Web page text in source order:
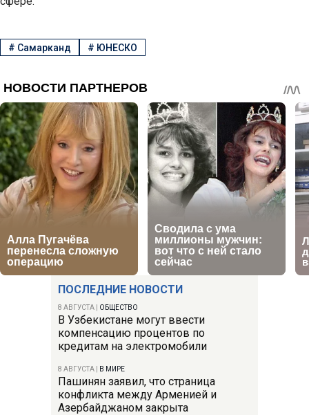
ПОСЛЕДНИЕ НОВОСТИ
8 АВГУСТА ОБЩЕСТВО
В Узбекистане могут ввести
компенсацию процентов по
кредитам на электромобили
8 АВГУСТА В МИРЕ
Пашинян заявил, что страница
конфликта между Арменией и
Азербайджаном закрыта
# Самарканд # ЮНЕСКО